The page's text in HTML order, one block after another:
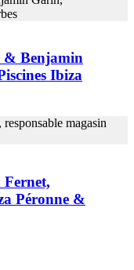
& Benjamin
Ibiza
Fernet,
Péronne &